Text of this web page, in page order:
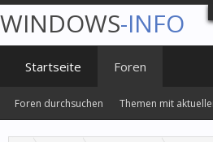
WINDOWS-INFO
Startseite Foren
Foren durchsuchen Themen mit